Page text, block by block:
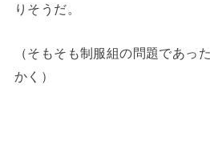
りそうだ。
（そもそも制服組の問題であっ
かく）